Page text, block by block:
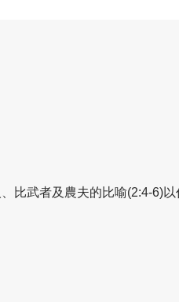
比武者及農夫的比喻(2:4-6)